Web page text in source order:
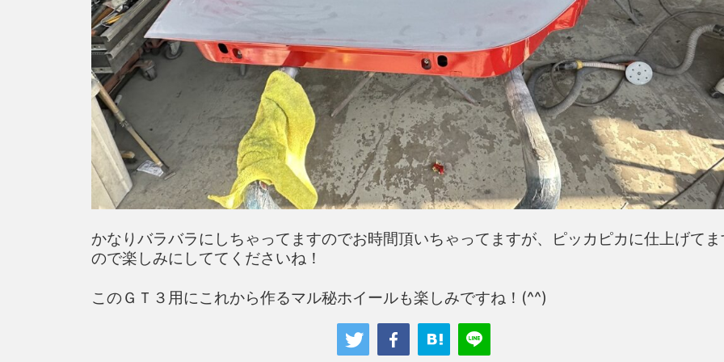
かなりバラバラにしちゃってますのでお時間頂いちゃってますが、ピッカピカに仕上げて
ので楽しみにしててくださいね！
このＧＴ３用にこれから作るマル秘ホイールも楽しみですね！(^^)